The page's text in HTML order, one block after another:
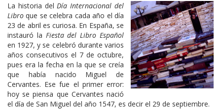
La historia delDía Internacional del
Libro que se celebra cada año el día
23 de abril es curiosa. En España, se
instauró la Fiesta del Libro Español
en 1927, y se celebró durante varios
años consecutivos el 7 de octubre,
pues era la fecha en la que se creía
que había nacido Miguel de
Cervantes. Ese fue el primer error:
hoy se piensa que Cervantes nació
el día de San Miguel del año 1547, es decir el 29 de septiembre.